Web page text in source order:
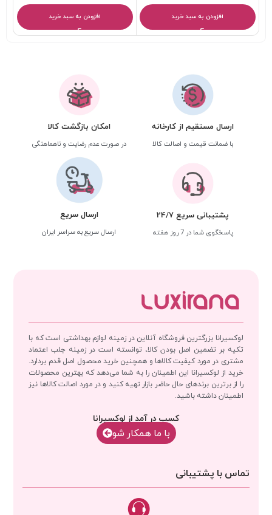
افزودن به سبد خرید افزودن به سبد خرید
ارسال مستقیم از کارخانه
با ضمانت قیمت و اصالت کالا
امکان بازگشت کالا
در صورت عدم رضایت و ناهماهنگی
پشتیبانی سریع 24/7
پاسخگوی شما در 7 روز هفته
ارسال سریع
ارسال سریع به سراسر ایران
لوکسیرانا بزرگترین فروشگاه آنلاین در زمینه لوازم بهداشتی است که با
تکیه بر تضمین اصل بودن کالا، توانسته است در زمینه جلب اعتماد
مشتری در مورد کیفیت کالاها و همچنین خرید محصول اصل قدم بردارد.
خرید از لوکسیرانا این اطمینان را به شما می‌دهد که بهترین محصولات
را از برترین برندهای حال حاضر بازار تهیه کنید و در مورد اصالت کالاها نیز
اطمینان داشته باشید.
کسب در آمد از لوکسیرانا
با‌‌ ما همکار شو
تماس با پشتیبانی